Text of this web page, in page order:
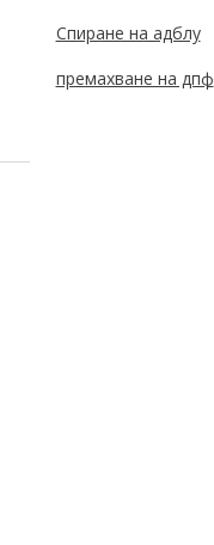
Спиране на адблу
премахване на дпф